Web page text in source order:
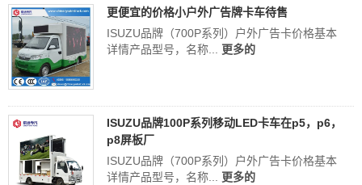
更便宜的价格小户外广告牌卡车待售
ISUZU品牌（700P系列）户外广告卡价格基本
详情产品型号，名称... 更多的
ISUZU品牌100P系列移动LED卡车在p5，p6，
p8屏板厂
ISUZU品牌（700P系列）户外广告卡价格基本
详情产品型号，名称... 更多的